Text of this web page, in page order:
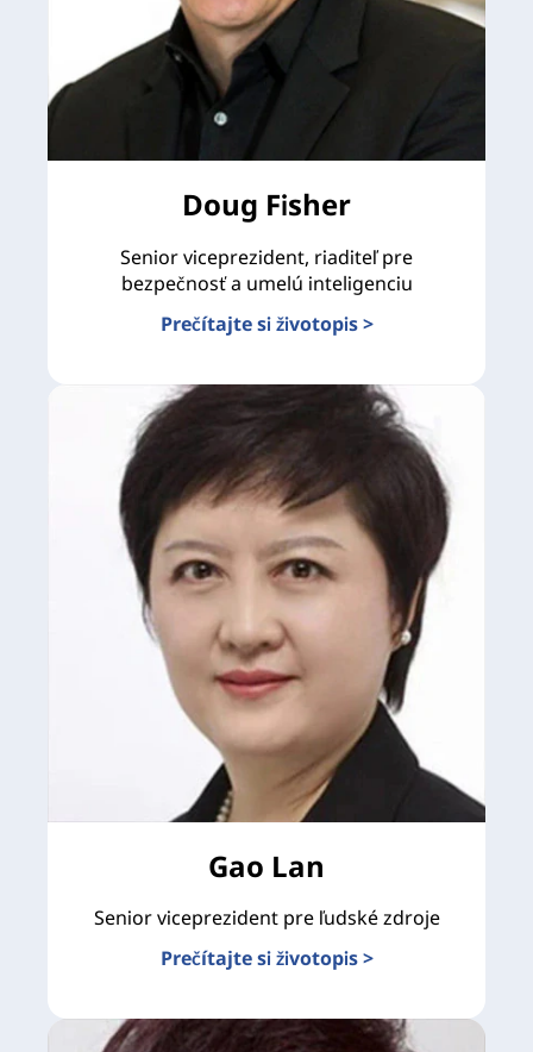
Doug Fisher
Senior viceprezident, riaditeľ pre
bezpečnosť a umelú inteligenciu
Prečítajte si životopis >
Gao Lan
Senior viceprezident pre ľudské zdroje
Prečítajte si životopis >